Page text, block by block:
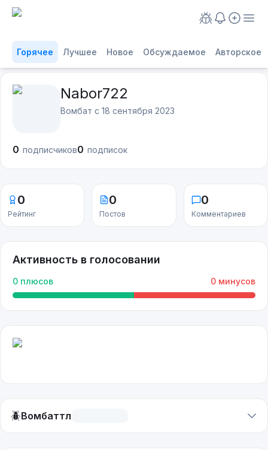
Горячее Лучшее Новое Обсуждаемое Авторское
Nabor722
Вомбат с 18 сентября 2023
0 подписчиков0 подписок
0
Рейтинг
0
Постов
0
Комментариев
Активность в голосовании
0 плюсов 0 минусов
🪲Вомбаттл